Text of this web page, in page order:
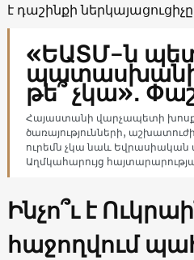
է դաշինքի
«ԵԱՏՄ-ն
թե՞ չկա»․
Հայաստանի վարչապետի
ծառայությունների,
ուրեմն չկա նաև Եվրասիական
Աղմկահարույց
Ինչո՞ւ է
հաջողվում